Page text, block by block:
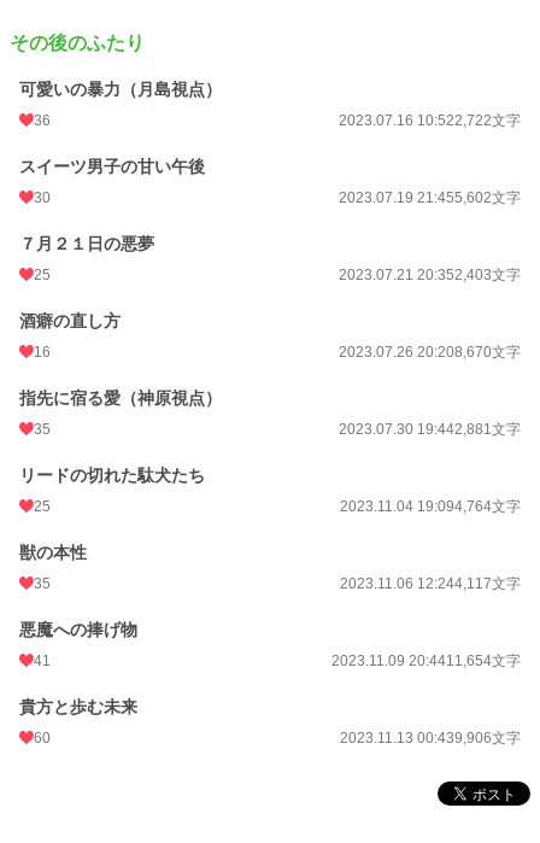
その後のふたり
可愛いの暴力（月島視点）
36 2023.07.16 10:522,722文字
スイーツ男子の甘い午後
30 2023.07.19 21:455,602文字
７月２１日の悪夢
25 2023.07.21 20:352,403文字
酒癖の直し方
16 2023.07.26 20:208,670文字
指先に宿る愛（神原視点）
35 2023.07.30 19:442,881文字
リードの切れた駄犬たち
25 2023.11.04 19:094,764文字
獣の本性
35 2023.11.06 12:244,117文字
悪魔への捧げ物
41 2023.11.09 20:4411,654文字
貴方と歩む未来
60 2023.11.13 00:439,906文字